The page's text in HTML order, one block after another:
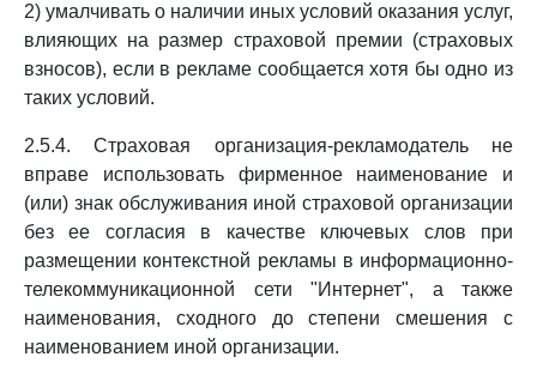
2) умалчивать о наличии иных условий оказания услуг,
влияющих на размер страховой премии (страховых
взносов), если в рекламе сообщается хотя бы одно из
таких условий.
2.5.4. Страховая организация-рекламодатель не
вправе использовать фирменное наименование и
(или) знак обслуживания иной страховой организации
без ее согласия в качестве ключевых слов при
размещении контекстной рекламы в информационно-
телекоммуникационной сети "Интернет", а также
наименования, сходного до степени смешения с
наименованием иной организации.